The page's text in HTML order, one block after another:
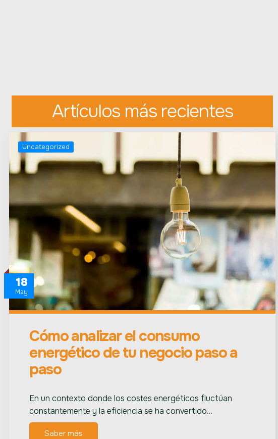
Artículos más recientes
18
May
Uncategorized
Cómo analizar el consumo
energético de tu negocio paso a
paso
En un contexto donde los costes energéticos fluctúan
constantemente y la eficiencia se ha convertido…
Saber más